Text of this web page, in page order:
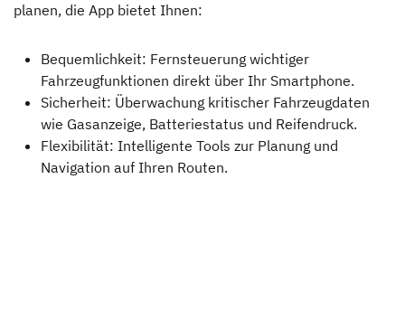
planen, die App bietet Ihnen:
Bequemlichkeit: Fernsteuerung wichtiger
Fahrzeugfunktionen direkt über Ihr Smartphone.
Sicherheit: Überwachung kritischer Fahrzeugdaten
wie Gasanzeige, Batteriestatus und Reifendruck.
Flexibilität: Intelligente Tools zur Planung und
Navigation auf Ihren Routen.